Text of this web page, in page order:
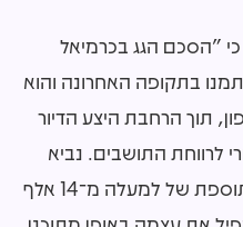
כי "הסכם הגג בכרמיאל
בתקופה האחרונה והוא
תוך הרחבת היצע הדיור
לרווחת התושבים. נביא
לתנופת בנייה רחבת היקף עם תוספת של למעלה מ־14 אלף